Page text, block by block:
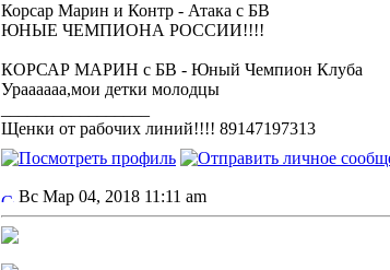
Корсар Марин и Контр - Атака с БВ
ЮНЫЕ ЧЕМПИОНА РОССИИ!!!!
КОРСАР МАРИН с БВ - Юный Чемпион Клуба
Ураааааа,мои детки молодцы
Щенки от рабочих линий!!!! 89147197313
Вс Мар 04, 2018 11:11 am